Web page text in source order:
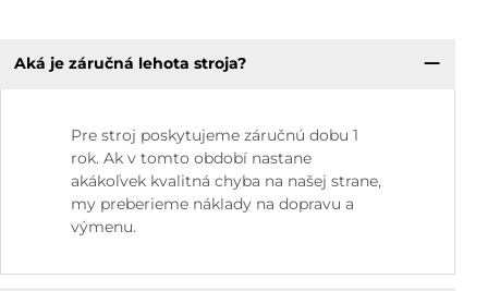
Aká je záručná lehota stroja?
Pre stroj poskytujeme záručnú dobu 1
rok. Ak v tomto období nastane
akákoľvek kvalitná chyba na našej strane,
my preberieme náklady na dopravu a
výmenu.